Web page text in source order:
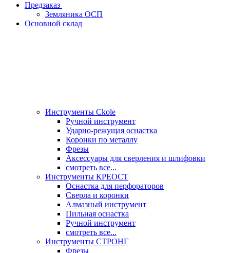
Предзаказ
Земляника ОСП
Основной склад
Инструменты Ckole
Ручной инструмент
Ударно‑режущая оснастка
Коронки по металлу
Фрезы
Аксессуары для сверления и шлифовки
смотреть все...
Инструменты КРЕОСТ
Оснастка для перфораторов
Сверла и коронки
Алмазный инструмент
Пильная оснастка
Ручной инструмент
смотреть все...
Инструменты СТРОНГ
Фрезы